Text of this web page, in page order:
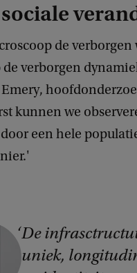
de
verborgen
Emery,
kunnen we
een hele
De
uniek,